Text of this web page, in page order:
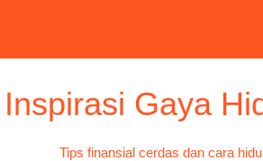
Inspirasi Gaya
Tips finansial cerdas dan cara